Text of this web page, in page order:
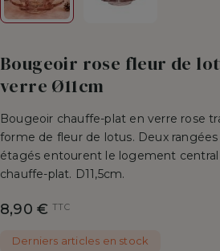
Bougeoir rose fleur de
verre Ø11cm
Bougeoir chauffe-plat en verre rose
forme de fleur de lotus. Deux
étagés entourent le logement
chauffe-plat. D11,5cm.
8,90 € TTC
Derniers articles en stock